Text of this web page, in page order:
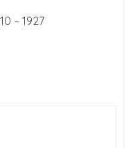
– 1927